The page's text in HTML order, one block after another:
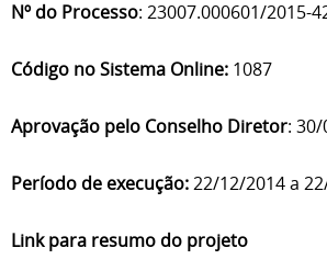
Nº do Processo: 23007.000601/2015-
Código no Sistema Online: 1087
Aprovação pelo Conselho Diretor:
Período de execução:22/12/2014 a
Link para resumo do projeto